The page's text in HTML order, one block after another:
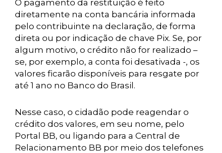
O pagamento da restituição é feito
diretamente na conta bancária informada
pelo contribuinte na declaração, de forma
direta ou por indicação de chave Pix. Se, por
algum motivo, o crédito não for realizado –
se, por exemplo, a conta foi desativada -, os
valores ficarão disponíveis para resgate por
até 1 ano no Banco do Brasil.
Nesse caso, o cidadão pode reagendar o
crédito dos valores, em seu nome, pelo
Portal BB, ou ligando para a Central de
Relacionamento BB por meio dos telefones